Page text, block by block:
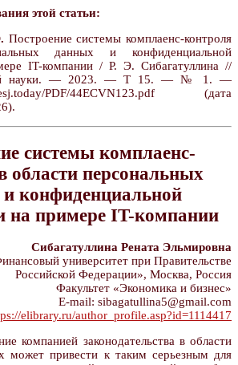
этой статьи:
Построение системы комплаенс-контроля
данных и конфиденциальной
IT-компании / Р. Э. Сибагатуллина //
науки. — 2023. — Т 15. — № 1. —
PDF/44ECVN123.pdf (дата
системы комплаенс-
области персональных
конфиденциальной
на примере IT-компании
Сибагатуллина Рената Эльмировна
университет при Правительстве
Российской Федерации», Москва, Россия
Факультет «Экономика и бизнес»
E-mail: sibagatullina5@gmail.com
elibrary.ru/author_profile.asp?id=1114417
компанией законодательства в области
может привести к таким серьезным для